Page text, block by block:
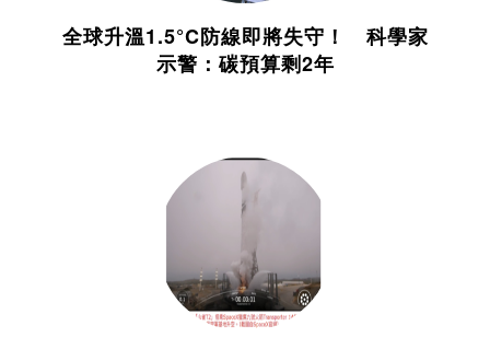
全球升溫1.5°C防線即將失守！ 科學家
示警：碳預算剩2年